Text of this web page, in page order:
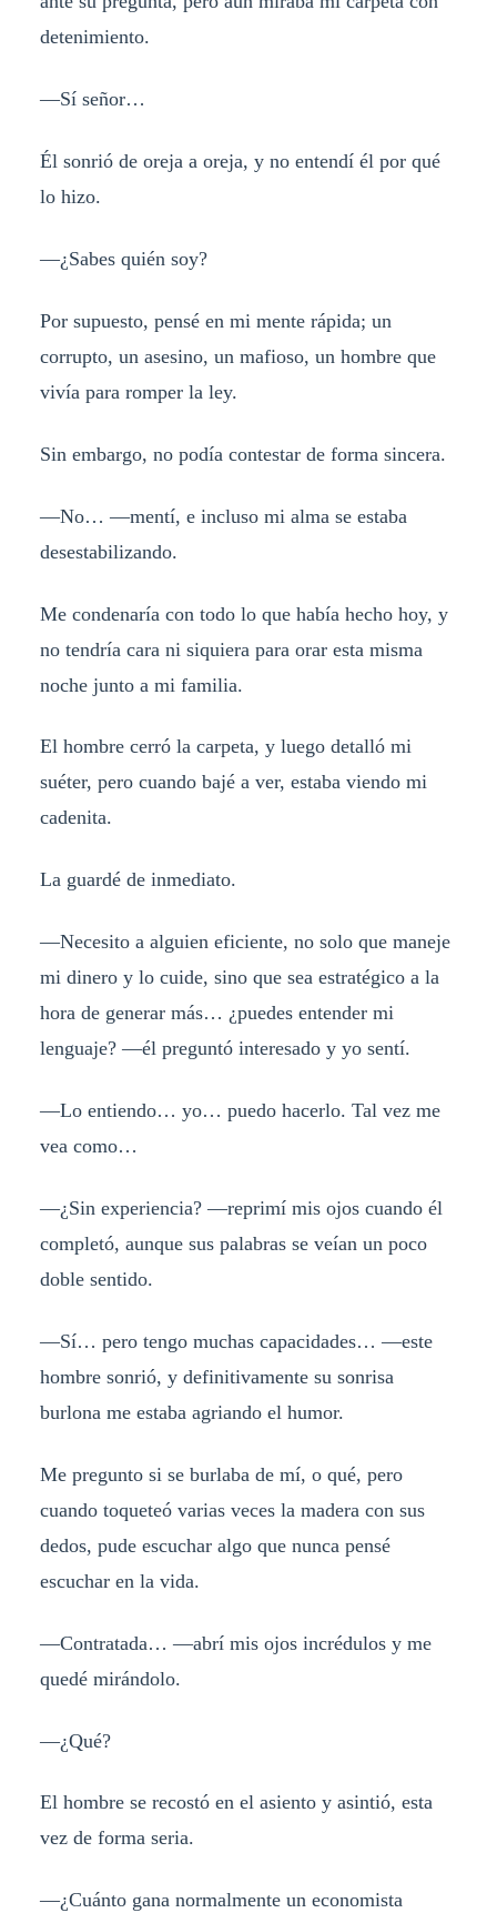
detenimiento.
—Sí señor…
Él sonrió de oreja a oreja, y no entendí él por qué
lo hizo.
—¿Sabes quién soy?
Por supuesto, pensé en mi mente rápida; un
corrupto, un asesino, un mafioso, un hombre que
vivía para romper la ley.
Sin embargo, no podía contestar de forma sincera.
—No… —mentí, e incluso mi alma se estaba
desestabilizando.
Me condenaría con todo lo que había hecho hoy, y
no tendría cara ni siquiera para orar esta misma
noche junto a mi familia.
El hombre cerró la carpeta, y luego detalló mi
suéter, pero cuando bajé a ver, estaba viendo mi
cadenita.
La guardé de inmediato.
—Necesito a alguien eficiente, no solo que maneje
mi dinero y lo cuide, sino que sea estratégico a la
hora de generar más… ¿puedes entender mi
lenguaje? —él preguntó interesado y yo sentí.
—Lo entiendo… yo… puedo hacerlo. Tal vez me
vea como…
—¿Sin experiencia? —reprimí mis ojos cuando él
completó, aunque sus palabras se veían un poco
doble sentido.
—Sí… pero tengo muchas capacidades… —este
hombre sonrió, y definitivamente su sonrisa
burlona me estaba agriando el humor.
Me pregunto si se burlaba de mí, o qué, pero
cuando toqueteó varias veces la madera con sus
dedos, pude escuchar algo que nunca pensé
escuchar en la vida.
—Contratada… —abrí mis ojos incrédulos y me
quedé mirándolo.
—¿Qué?
El hombre se recostó en el asiento y asintió, esta
vez de forma seria.
—¿Cuánto gana normalmente un economista